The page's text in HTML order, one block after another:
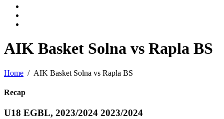
AIK Basket Solna vs Rapla BS
Home AIK Basket Solna vs Rapla BS
Recap
U18 EGBL, 2023/2024 2023/2024